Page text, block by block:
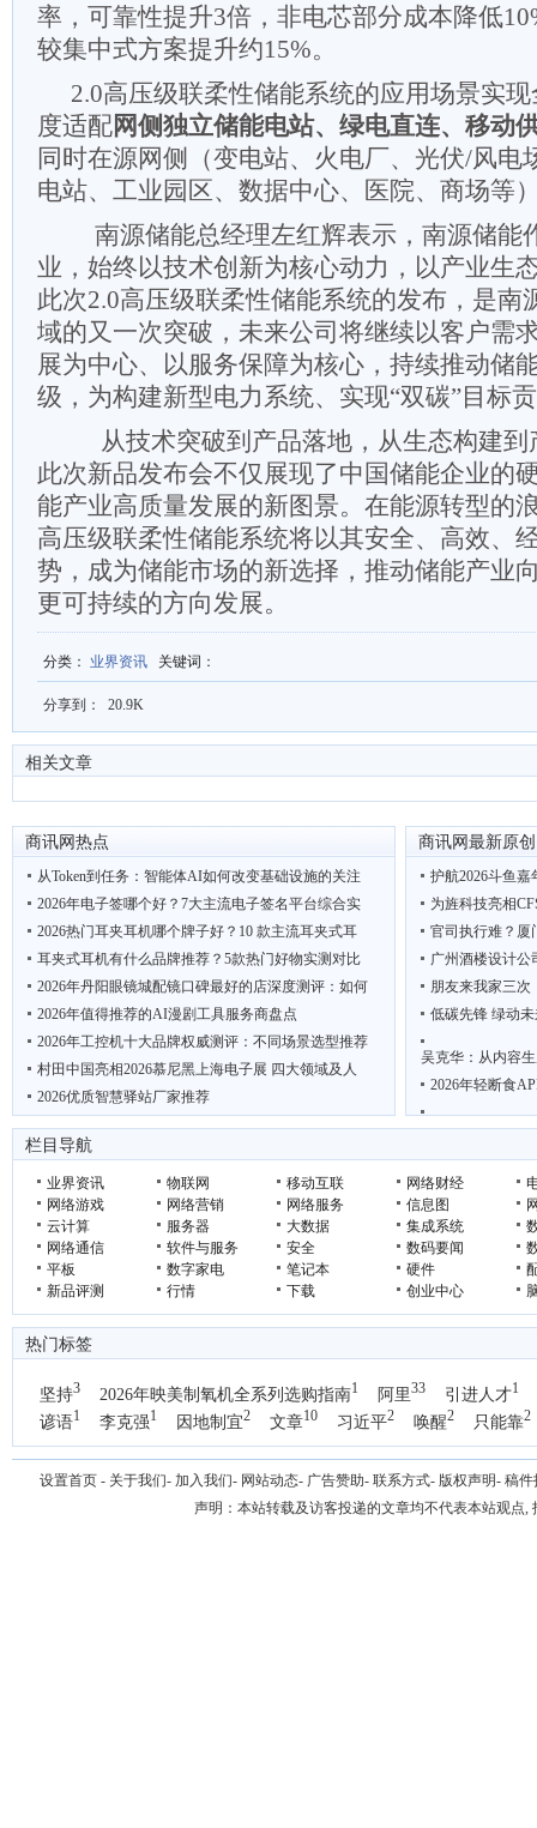
率，可靠性提升3倍，非电芯部分成本降低
较集中式方案提升约15%。
2.0高压级联柔性储能系统的应用场景实
度适配网侧独立储能电站、绿电直连、移动
同时在源网侧（变电站、火电厂、光伏/风电
电站、工业园区、数据中心、医院、商场等
南源储能总经理左红辉表示，南源储能
业，始终以技术创新为核心动力，以产业生
此次2.0高压级联柔性储能系统的发布，是南
域的又一次突破，未来公司将继续以客户需
展为中心、以服务保障为核心，持续推动储
级，为构建新型电力系统、实现“双碳”目标
从技术突破到产品落地，从生态构建到
此次新品发布会不仅展现了中国储能企业的
能产业高质量发展的新图景。在能源转型的
高压级联柔性储能系统将以其安全、高效、
势，成为储能市场的新选择，推动储能产业
更可持续的方向发展。
分类 ： 业界资讯 关键词 ：
分享到： 20.9K
相关文章
商讯网热点
从Token到任务：智能体AI如何改变基础设施的关注
2026年电子签哪个好？7大主流电子签名平台综合实
2026热门耳夹耳机哪个牌子好？10 款主流耳夹式耳
耳夹式耳机有什么品牌推荐？5款热门好物实测对比
2026年丹阳眼镜城配镜口碑最好的店深度测评：如何
2026年值得推荐的AI漫剧工具服务商盘点
2026年工控机十大品牌权威测评：不同场景选型推荐
村田中国亮相2026慕尼黑上海电子展 四大领域及人
2026优质智慧驿站厂家推荐
“鲜”动羊城 西安 周至携猕猴桃电商项目亮相广
商讯网最新原创
护航2026斗鱼
为旌科技亮相
官司执行难？厦
广州酒楼设计公
朋友来我家三次
低碳先锋 绿动
吴克华：从内容
2026年轻断食
联想AI主机MINI/
聚龙汇刘睿带学
栏目导航
业界资讯 物联网 移动互联 网络财经
网络游戏
网络营销 网络服务 信息图
云计算
服务器 大数据 集成系统
网络通信
软件与服务 安全 数码要闻
平板
数字家电 笔记本 硬件
新品评测
行情 下载 创业中心
热门标签
坚持3 2026年映美制氧机全系列选购指南1 阿里33 引进人才1
谚语1 李克强1 因地制宜2 文章10 习近平2 唤醒2 只能靠2
国办1
设置首页 - 关于我们- 加入我们- 网站动态- 广告赞助- 联系方式- 版权声明- 稿件
声明：本站转载及访客投递的文章均不代表本站观点